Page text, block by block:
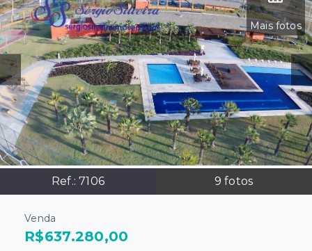
Mais fotos
Ref.: 7106 9 fotos
Venda
R$637.280,00